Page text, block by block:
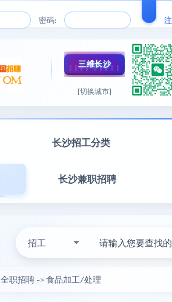
密码:
三维长沙
[切换城市]
长沙招工分类
长沙兼职招聘
招工
全职招聘 ->食品加工/处理